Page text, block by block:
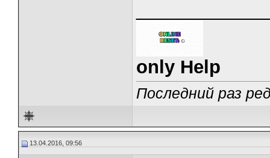
only Help
Последний раз
13.04.2016, 09:56